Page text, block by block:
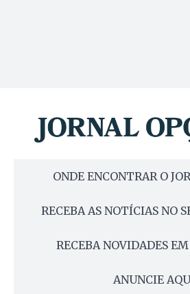
ONDE ENCONTRAR O
RECEBA AS NOTÍCIAS NO
RECEBA NOVIDADES
ANUNCIE